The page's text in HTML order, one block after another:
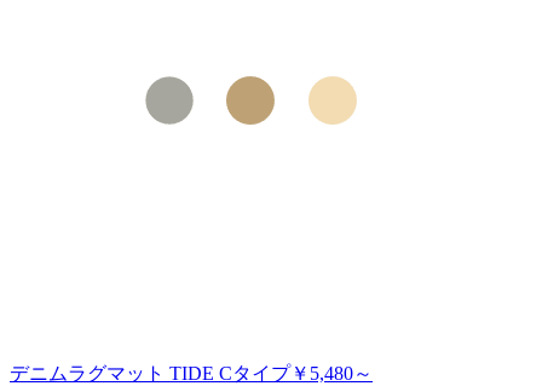
デニムラグマット TIDE Cタイプ￥5,480～